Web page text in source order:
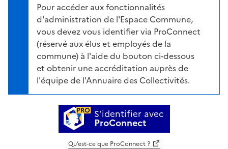
Pour accéder aux fonctionnalités
d'administration de l'Espace Commune,
vous devez vous identifier via ProConnect
(réservé aux élus et employés de la
commune) à l'aide du bouton ci-dessous
et obtenir une accréditation auprès de
l'équipe de l'Annuaire des Collectivités.
S’identifier avec
ProConnect
Qu’est-ce que ProConnect ?